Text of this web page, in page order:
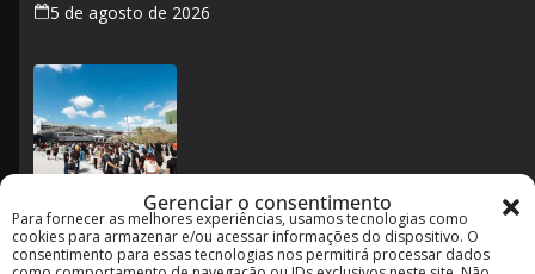
Gerenciar o consentimento
Para fornecer as melhores experiências, usamos tecnologias como
cookies para armazenar e/ou acessar informações do dispositivo. O
consentimento para essas tecnologias nos permitirá processar dados
5 de agosto de 2026
Imagineland 2026 em Campina Grande: como funciona
o evento e o que esperar da programação